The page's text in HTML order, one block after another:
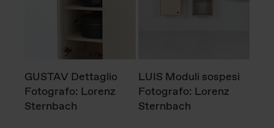
GUSTAV Dettaglio
Fotografo: Lorenz
Sternbach
LUIS Moduli sospesi
Fotografo: Lorenz
Sternbach